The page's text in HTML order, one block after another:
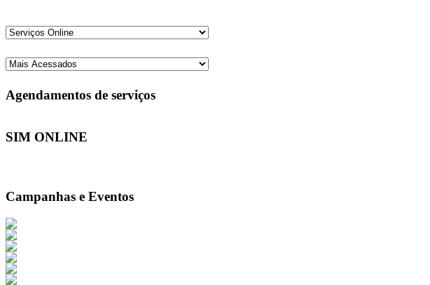
Agendamentos de serviços
SIM ONLINE
Campanhas e Eventos